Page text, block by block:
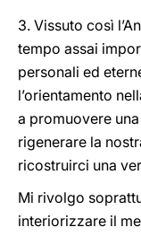
3. Vissuto così
tempo assai
personali ed
l’orientamento
a promuovere
rigenerare la
ricostruirci una
Mi rivolgo
interiorizzare il